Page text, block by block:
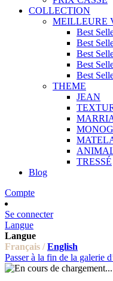
COLLECTION
MEILLEURE
Best
Best
Best
Best
Best
THEME
JEAN
TRESSÉ
Blog
Compte
Se connecter
Langue
Langue
Français / English
Passer à la fin de la galerie